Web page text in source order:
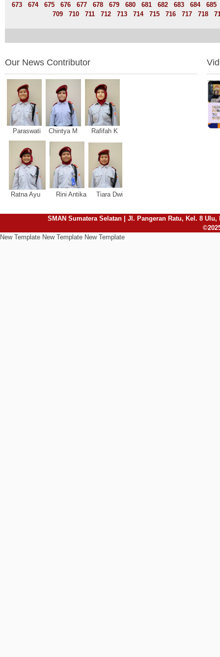
673
674 675 676 677 678 679 680 681 682 683 684
685
709
710 711 712 713 714 715 716 717 718
Our News Contributor
Paraswati Chintya M Rafifah K
Ratna Ayu Rini Antika Tiara Dwi
SMAN Sumatera Selatan | Jl. Pangeran Ratu, Kel. 8 Ulu,
New Template New Template New Template